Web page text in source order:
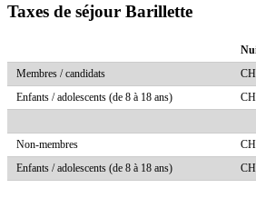
Taxes de séjour Barillette
Membres / candidats
Enfants / adolescents (de 8 à 18 ans)
Non-membres
Enfants / adolescents (de 8 à 18 ans)